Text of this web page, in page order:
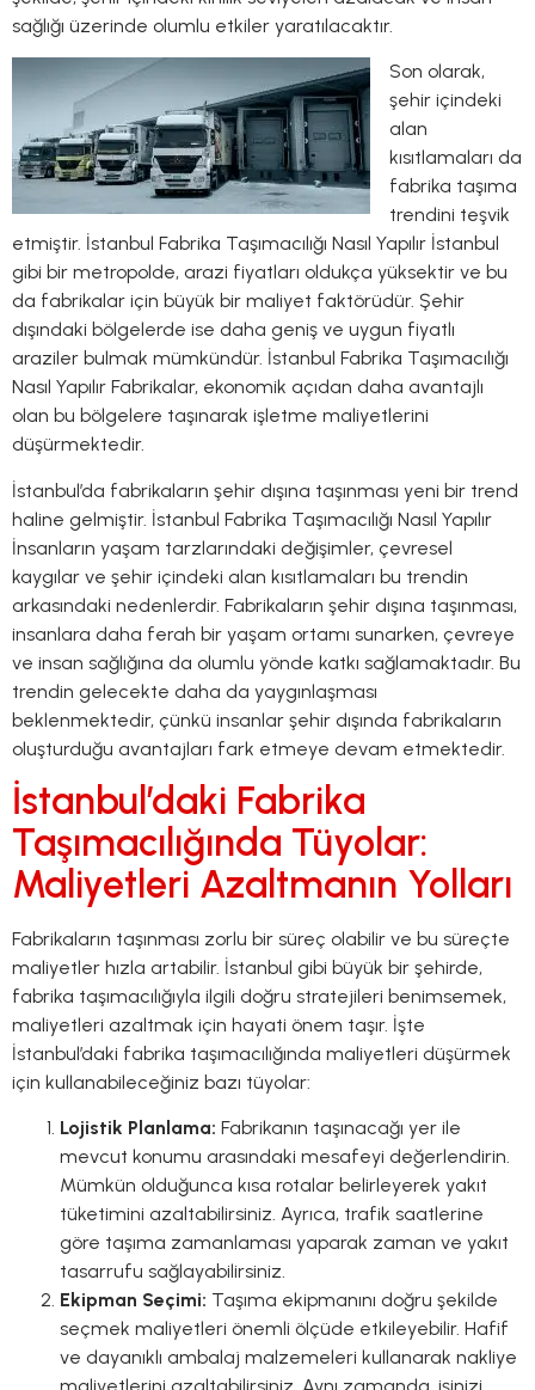
sağlığı üzerinde olumlu etkiler yaratılacaktır.
Son olarak,
şehir içindeki
alan
kısıtlamaları da
fabrika taşıma
trendini teşvik
etmiştir. İstanbul Fabrika Taşımacılığı Nasıl Yapılır İstanbul
gibi bir metropolde, arazi fiyatları oldukça yüksektir ve bu
da fabrikalar için büyük bir maliyet faktörüdür. Şehir
dışındaki bölgelerde ise daha geniş ve uygun fiyatlı
araziler bulmak mümkündür. İstanbul Fabrika Taşımacılığı
Nasıl Yapılır Fabrikalar, ekonomik açıdan daha avantajlı
olan bu bölgelere taşınarak işletme maliyetlerini
düşürmektedir.
İstanbul’da fabrikaların şehir dışına taşınması yeni bir trend
haline gelmiştir. İstanbul Fabrika Taşımacılığı Nasıl Yapılır
İnsanların yaşam tarzlarındaki değişimler, çevresel
kaygılar ve şehir içindeki alan kısıtlamaları bu trendin
arkasındaki nedenlerdir. Fabrikaların şehir dışına taşınması,
insanlara daha ferah bir yaşam ortamı sunarken, çevreye
ve insan sağlığına da olumlu yönde katkı sağlamaktadır. Bu
trendin gelecekte daha da yaygınlaşması
beklenmektedir, çünkü insanlar şehir dışında fabrikaların
oluşturduğu avantajları fark etmeye devam etmektedir.
İstanbul’daki Fabrika
Taşımacılığında Tüyolar:
Maliyetleri Azaltmanın Yolları
Fabrikaların taşınması zorlu bir süreç olabilir ve bu süreçte
maliyetler hızla artabilir. İstanbul gibi büyük bir şehirde,
fabrika taşımacılığıyla ilgili doğru stratejileri benimsemek,
maliyetleri azaltmak için hayati önem taşır. İşte
İstanbul’daki fabrika taşımacılığında maliyetleri düşürmek
için kullanabileceğiniz bazı tüyolar:
Lojistik Planlama: Fabrikanın taşınacağı yer ile
mevcut konumu arasındaki mesafeyi değerlendirin.
Mümkün olduğunca kısa rotalar belirleyerek yakıt
tüketimini azaltabilirsiniz. Ayrıca, trafik saatlerine
göre taşıma zamanlaması yaparak zaman ve yakıt
tasarrufu sağlayabilirsiniz.
Ekipman Seçimi: Taşıma ekipmanını doğru şekilde
seçmek maliyetleri önemli ölçüde etkileyebilir. Hafif
ve dayanıklı ambalaj malzemeleri kullanarak nakliye